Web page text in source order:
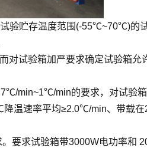
验贮存温度范围(-55℃~70℃)的
对试验箱加严要求确定试验箱
min~1℃/min的要求，对试验
温速率平均≥2.0℃/min、带载
要求试验箱带3000W电功率和